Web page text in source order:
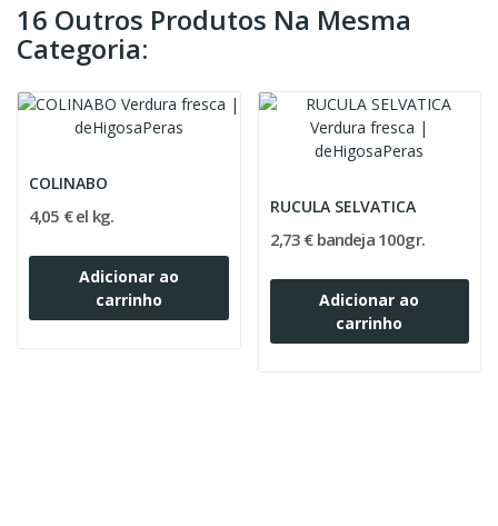
16 Outros Produtos Na Mesma
Categoria:
COLINABO
4,05 € el kg.
Adicionar ao
carrinho
RUCULA SELVATICA
2,73 € bandeja 100gr.
Adicionar ao
carrinho